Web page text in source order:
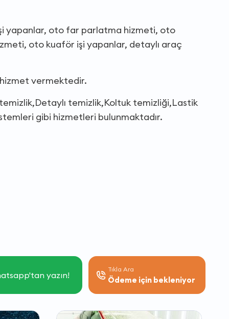
işi yapanlar, oto far parlatma hizmeti, oto
oto kuaför işi yapanlar, detaylı araç
vermektedir.
temizlik,Koltuk temizliği,Lastik
gibi hizmetleri bulunmaktadır.
yazın!
Tıkla Ara
Ödeme için bekleniyor